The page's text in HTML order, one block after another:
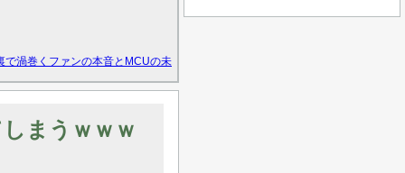
で渦巻くファンの本音とMCUの未
まうｗｗｗ